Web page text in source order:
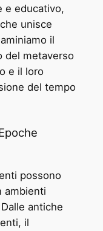
e educativo,
unisce
il
del metaverso
e il loro
del tempo
possono
ambienti
antiche
il